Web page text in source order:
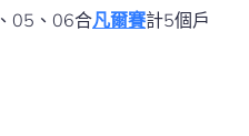
05、06合凡爾賽計5個戶